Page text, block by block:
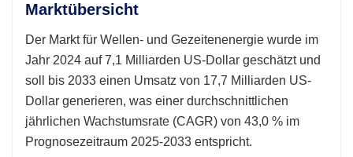
Marktübersicht
Der Markt für Wellen- und Gezeitenenergie wurde im
Jahr 2024 auf 7,1 Milliarden US-Dollar geschätzt und
soll bis 2033 einen Umsatz von 17,7 Milliarden US-
Dollar generieren, was einer durchschnittlichen
jährlichen Wachstumsrate (CAGR) von 43,0 % im
Prognosezeitraum 2025-2033 entspricht.